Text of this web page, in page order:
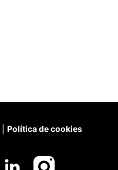
Política de cookies